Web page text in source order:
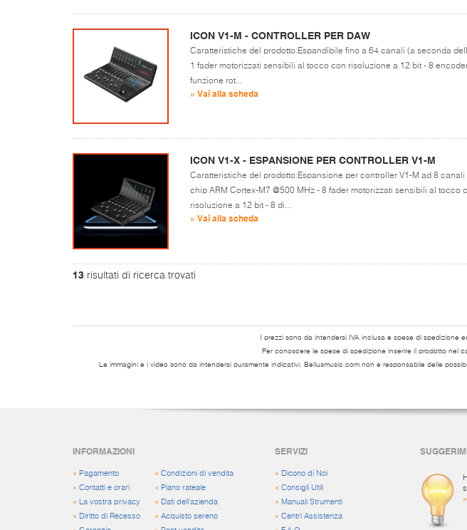
ICON V1-M - CONTROLLER PER DAW
Caratteristiche del prodotto:Espandibile fino a 64 canali (a seconda
1 fader motorizzati sensibili al tocco con risoluzione a 12 bit - 8
funzione rot...
» Vai alla scheda
ICON V1-X - ESPANSIONE PER CONTROLLER V1-M
Caratteristiche del prodotto:Espansione per controller V1-M ad 8 canali
chip ARM Cortex-M7 @500 MHz - 8 fader motorizzati sensibili al tocco
risoluzione a 12 bit - 8 di...
» Vai alla scheda
13 risultati di ricerca trovati
I prezzi sono da intendersi IVA inclusa e spese di spedizione
Per conoscere le spese di spedizione inserire il prodotto nel
Le immagini e i video sono da intendersi puramente indicativi. Bellusmusic.com non è responsabile delle
INFORMAZIONI
» Pagamento
» Contatti e orari
»
La vostra privacy
» Diritto di Recesso
» Condizioni di vendita
» Piano rateale
» Dati dell'azienda
» Acquisto sereno
SERVIZI
» Dicono di Noi
»Consigli Utili
» Manuali Strumenti
»Centri Assistenza
»